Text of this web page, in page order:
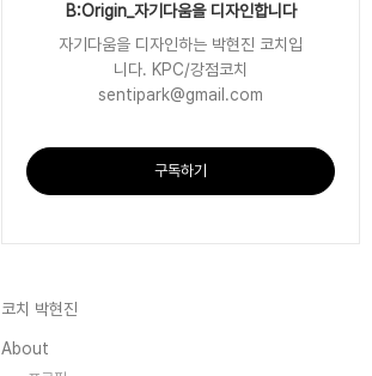
B:Origin_자기다움을 디자인합니다
자기다움을 디자인하는 박현진 코치입
니다. KPC/강점코치
sentipark@gmail.com
구독하기
코치 박현진
About